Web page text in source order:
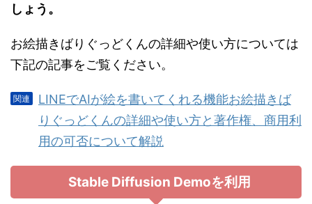
しょう。
お絵描きばりぐっどくんの詳細や使い方については
下記の記事をご覧ください。
LINEでAIが絵を書いてくれる機能お絵描きば
りぐっどくんの詳細や使い方と著作権、商用利
用の可否について解説
Stable Diffusion Demoを利用